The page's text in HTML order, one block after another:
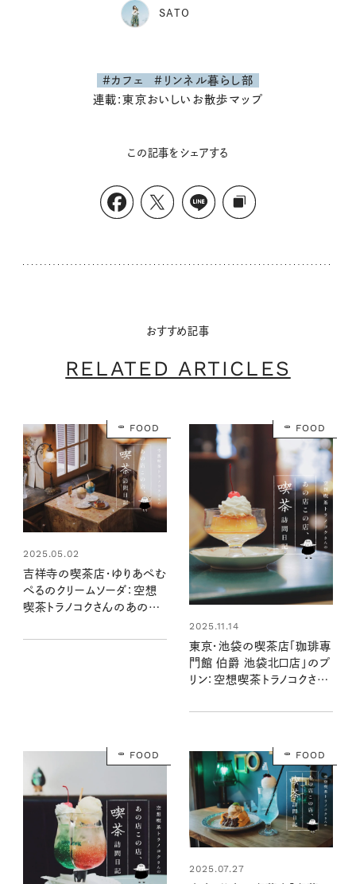
SATO
#カフェ
#リンネル暮らし部
連載:東京おいしいお散歩マップ
この記事をシェアする
おすすめ記事
RELATED ARTICLES
FOOD
2025.05.02
吉祥寺の喫茶店・ゆりあぺむ
ぺるのクリームソーダ：空想
喫茶トラノコクさんのあの店
FOOD
2025.11.14
東京・池袋の喫茶店「珈琲専
門館 伯爵 池袋北口店」のプ
リン：空想喫茶トラノコクさん
記 #08
FOOD FOOD
2025.07.27